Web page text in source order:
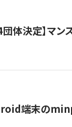
団体決定】マ
端末の